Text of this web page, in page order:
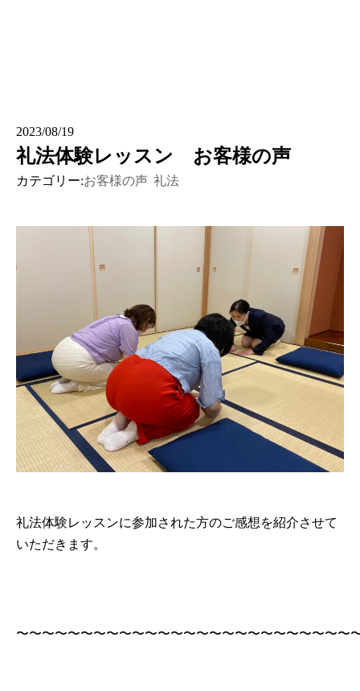
2023/08/19
礼法体験レッスン お客様の声
カテゴリー:お客様の声 礼法
礼法体験レッスンに参加された方のご感想を紹介させて
いただきます。
〜〜〜〜〜〜〜〜〜〜〜〜〜〜〜〜〜〜〜〜〜〜〜〜〜〜